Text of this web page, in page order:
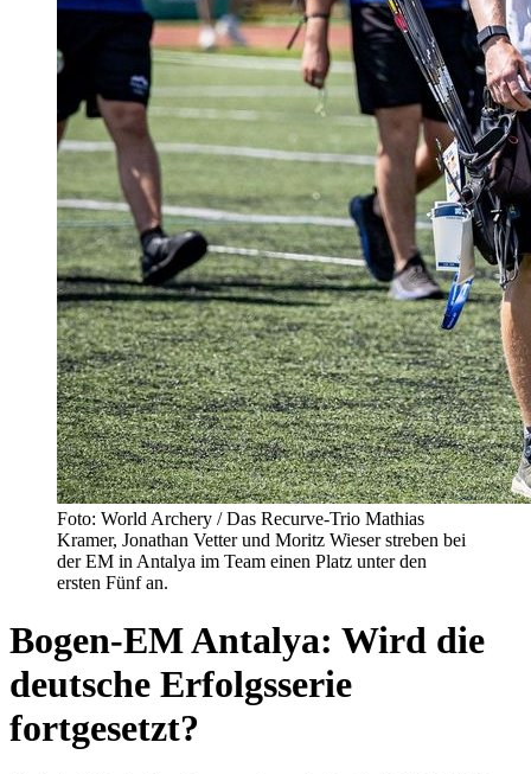
Foto: World Archery / Das Recurve-Trio Mathias
Kramer, Jonathan Vetter und Moritz Wieser streben bei
der EM in Antalya im Team einen Platz unter den
ersten Fünf an.
Bogen-EM Antalya: Wird die
deutsche Erfolgsserie
fortgesetzt?